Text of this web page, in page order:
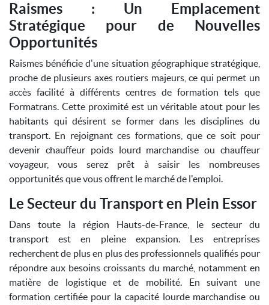
Raismes : Un Emplacement
Stratégique pour de Nouvelles
Opportunités
Raismes bénéficie d'une situation géographique stratégique,
proche de plusieurs axes routiers majeurs, ce qui permet un
accès facilité à différents centres de formation tels que
Formatrans. Cette proximité est un véritable atout pour les
habitants qui désirent se former dans les disciplines du
transport. En rejoignant ces formations, que ce soit pour
devenir chauffeur poids lourd marchandise ou chauffeur
voyageur, vous serez prêt à saisir les nombreuses
opportunités que vous offrent le marché de l'emploi.
Le Secteur du Transport en Plein Essor
Dans toute la région Hauts-de-France, le secteur du
transport est en pleine expansion. Les entreprises
recherchent de plus en plus des professionnels qualifiés pour
répondre aux besoins croissants du marché, notamment en
matière de logistique et de mobilité. En suivant une
formation certifiée pour la capacité lourde marchandise ou